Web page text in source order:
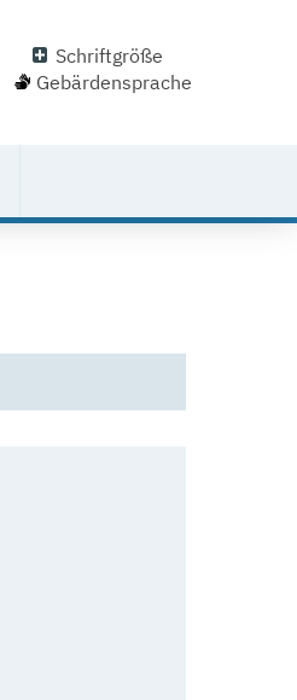
Schriftgröße
Gebärdensprache